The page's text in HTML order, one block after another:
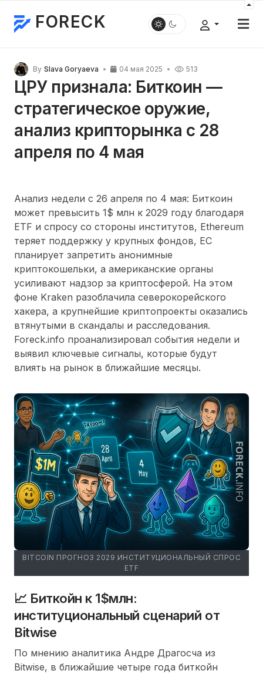
FORECK
By Slava Goryaeva 04 мая 2025 513
ЦРУ признала: Биткоин —
стратегическое оружие,
анализ крипторынка с 28
апреля по 4 мая
Анализ недели с 26 апреля по 4 мая: Биткоин
может превысить 1$ млн к 2029 году благодаря
ETF и спросу со стороны институтов, Ethereum
теряет поддержку у крупных фондов, ЕС
планирует запретить анонимные
криптокошельки, а американские органы
усиливают надзор за криптосферой. На этом
фоне Kraken разоблачила северокорейского
хакера, а крупнейшие криптопроекты оказались
втянутыми в скандалы и расследования.
Foreck.info проанализировал события недели и
выявил ключевые сигналы, которые будут
влиять на рынок в ближайшие месяцы.
BITCOIN ПРОГНОЗ 2029 ИНСТИТУЦИОНАЛЬНЫЙ СПРОС
ETF
📈 Биткойн к 1$млн:
институциональный сценарий от
Bitwise
По мнению аналитика Андре Драгосча из
Bitwise, в ближайшие четыре года биткойн